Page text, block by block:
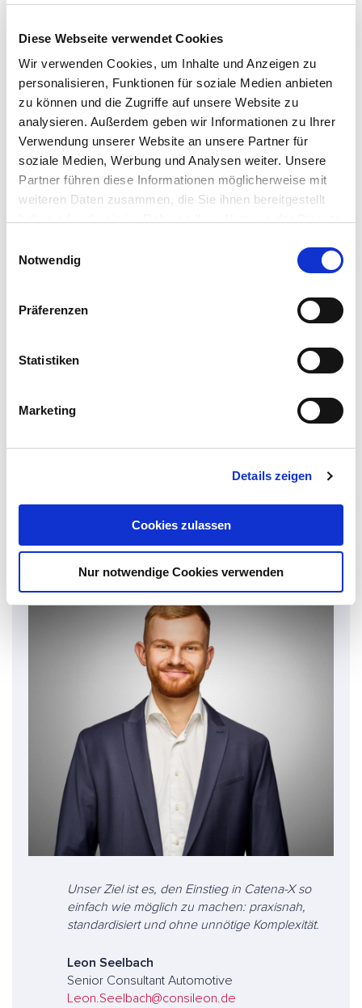
Diese Webseite verwendet Cookies
Wir verwenden Cookies, um Inhalte und Anzeigen zu
personalisieren, Funktionen für soziale Medien anbieten
zu können und die Zugriffe auf unsere Website zu
analysieren. Außerdem geben wir Informationen zu Ihrer
Verwendung unserer Website an unsere Partner für
soziale Medien, Werbung und Analysen weiter. Unsere
Partner führen diese Informationen möglicherweise mit
weiteren Daten zusammen, die Sie ihnen bereitgestellt
Notwendig
Präferenzen
Statistiken
Marketing
Details zeigen
Cookies zulassen
Nur notwendige Cookies verwenden
Catena-X ist mehr als ein IT-Projekt,es ist der
Schlüssel für Transparenz, Vertrauen und
Partner & Geschäftsbereichsleiter Automotive
Ihr Experte für Catena-
Unser Ziel ist es, den Einstieg in Catena-X so
einfach wie möglich zu machen: praxisnah,
standardisiert und ohne unnötige Komplexität.
Leon Seelbach
Senior Consultant Automotive
Leon.Seelbach@consileon.de